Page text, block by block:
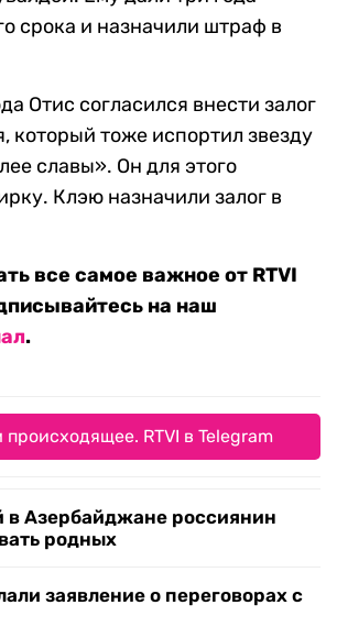
срока и назначили штраф в
Отис согласился внести залог
который тоже испортил звезду
славы». Он для этого
Клэю назначили залог в
все самое важное от RTVI
на наш
.
RTVI в Telegram
Азербайджане россиянин
родных
заявление о переговорах с